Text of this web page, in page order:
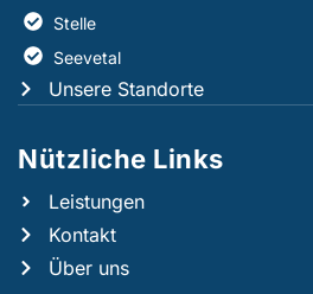
Stelle
Seevetal
Unsere Standorte
Nützliche Links​
Leistungen
Kontakt
Über uns